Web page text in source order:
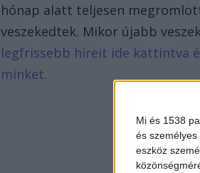
Mi és 1538
és
eszköz
hónap alatt teljesen
veszekedtek. Mikor újabb
legfrissebb híreit ide kattintva
minket.